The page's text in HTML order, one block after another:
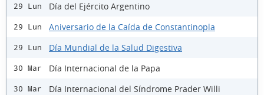
29 Lun Día del Ejército Argentino
29 Lun Aniversario de la Caída de Constantinopla
29 Lun Día Mundial de la Salud Digestiva
30 Mar Día Internacional de la Papa
30 Mar Día Internacional del Síndrome Prader Willi